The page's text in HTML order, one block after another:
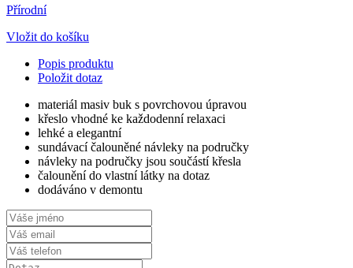
Přírodní
Vložit do košíku
Popis produktu
Položit dotaz
materiál masiv buk s povrchovou úpravou
křeslo vhodné ke každodenní relaxaci
lehké a elegantní
sundávací čalouněné návleky na područky
návleky na područky jsou součástí křesla
čalounění do vlastní látky na dotaz
dodáváno v demontu